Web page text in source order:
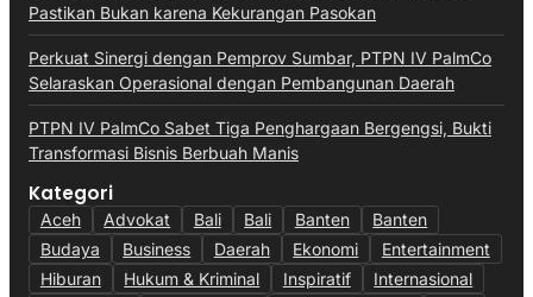
Pastikan Bukan karena Kekurangan Pasokan
Perkuat Sinergi dengan Pemprov Sumbar, PTPN IV PalmCo
Selaraskan Operasional dengan Pembangunan Daerah
PTPN IV PalmCo Sabet Tiga Penghargaan Bergengsi, Bukti
Transformasi Bisnis Berbuah Manis
Kategori
Aceh Advokat Bali Bali Banten
Banten
Budaya
Business Daerah Ekonomi
Entertainment
Hiburan
Hukum & Kriminal Inspiratif Internasional